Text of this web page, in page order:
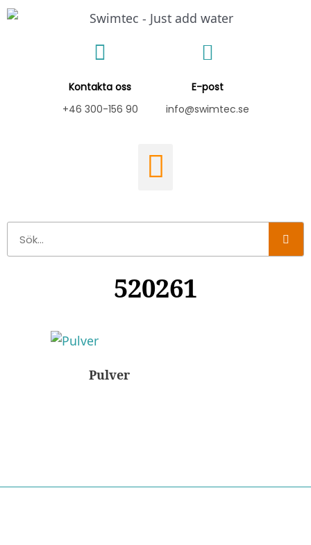
Hoppa
Kontakta oss
+46 300-156 90
E-post
info@swimtec.se
520261
Pulver